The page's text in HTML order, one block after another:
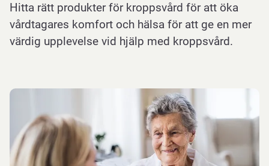
Hitta rätt produkter för kroppsvård för att öka
vårdtagares komfort och hälsa för att ge en mer
värdig upplevelse vid hjälp med kroppsvård.